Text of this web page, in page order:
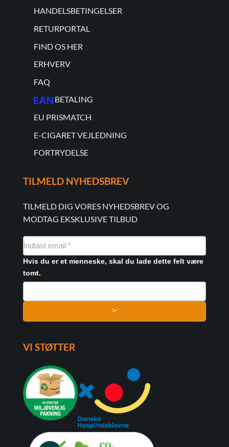
HANDELSBETINGELSER
RETURPORTAL
FIND OS HER
ERHVERV
FAQ
BETALING
EU PRISMATCH
E-CIGARET VEJLEDNING
FORTRYDELSE
TILMELD NYHEDSBREV
TILMELD DIG VORES NYHEDSBREV OG
MODTAG EKSKLUSIVE TILBUD
NYHEDSMAIL
FORMULAR
Hvis du er et menneske, skal du lade dette felt være
tomt.
>
VI STØTTER